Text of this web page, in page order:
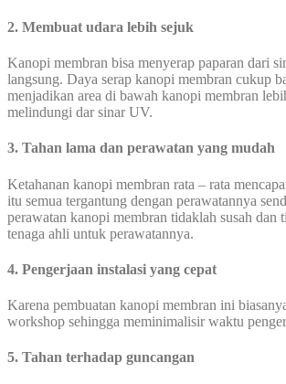
2. Membuat udara lebih sejuk
Kanopi membran bisa menyerap paparan dari
langsung. Daya serap kanopi membran cukup
menjadikan area di bawah kanopi membran
melindungi dar sinar UV.
3. Tahan lama dan perawatan yang mudah
Ketahanan kanopi membran rata – rata
itu semua tergantung dengan perawatannya
perawatan kanopi membran tidaklah susah dan
tenaga ahli untuk perawatannya.
4. Pengerjaan instalasi yang cepat
Karena pembuatan kanopi membran ini
workshop sehingga meminimalisir waktu
5. Tahan terhadap guncangan